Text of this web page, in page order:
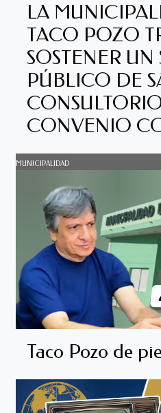
LA
TACO POZO
SOSTENER UN
PÚBLICO DE
CONVENIO
MUNICIPALIDAD
Taco Pozo de